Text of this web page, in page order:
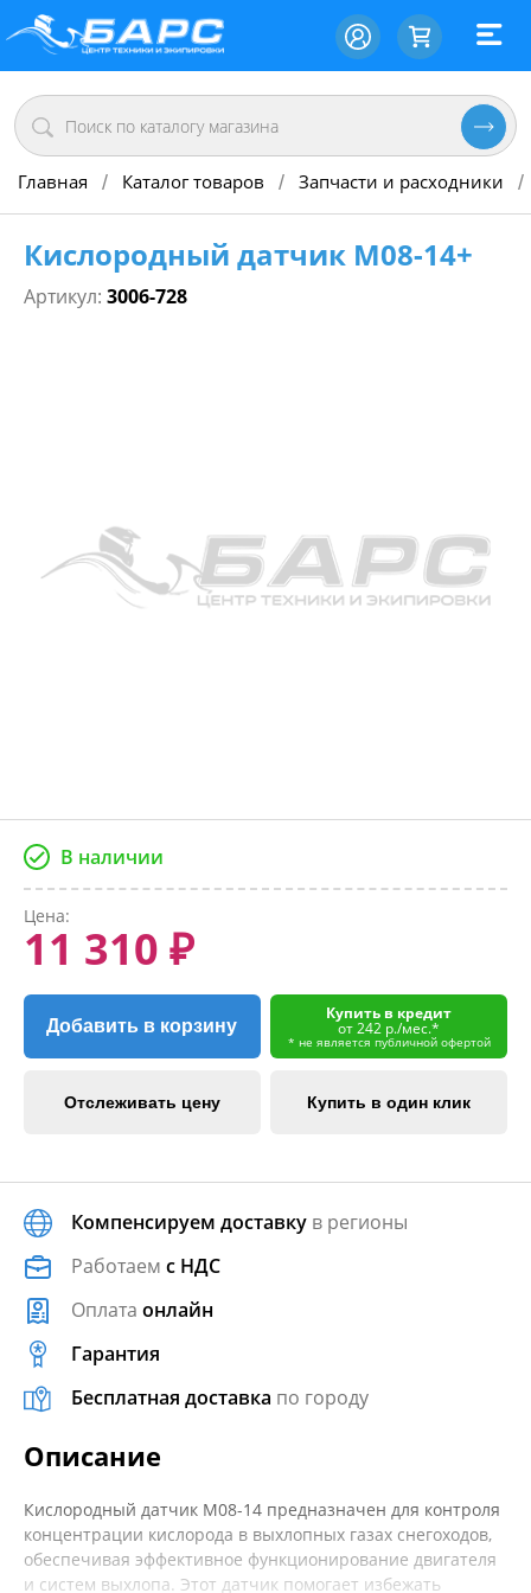
Главная / Каталог товаров / Запчасти и расходники /
Кислородный датчик М08-14+
Артикул: 3006-728
В наличии
Цена:
11 310 ₽
Добавить в корзину
Купить в кредит
от 242 р./мес.*
* не является публичной офертой
Отслеживать цену Купить в один клик
Компенсируем доставку в регионы
Работаем с НДС
Оплата онлайн
Гарантия
Бесплатная доставка по городу
Описание
Кислородный датчик M08-14 предназначен для контроля
концентрации кислорода в выхлопных газах снегоходов,
обеспечивая эффективное функционирование двигателя
и систем выхлопа. Этот датчик помогает избежать